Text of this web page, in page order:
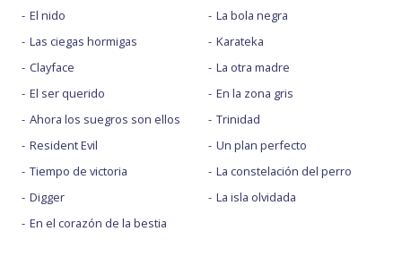
El nido
Las ciegas hormigas
Clayface
El ser querido
Ahora los suegros son ellos
Resident Evil
Tiempo de victoria
Digger
En el corazón de la bestia
La bola negra
Karateka
La otra madre
En la zona gris
Trinidad
Un plan perfecto
La constelación del perro
La isla olvidada